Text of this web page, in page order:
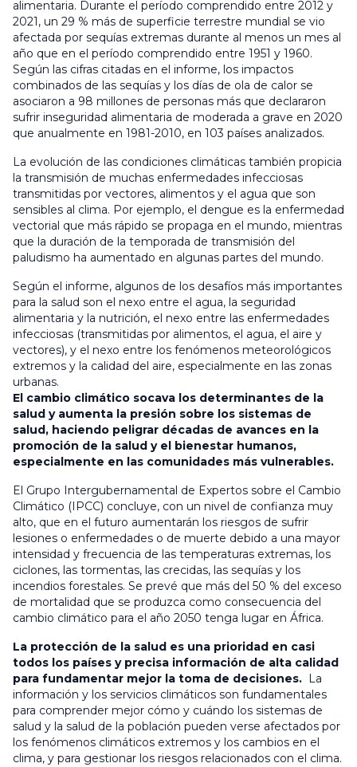
alimentaria. Durante el período comprendido entre 2012 y
2021, un 29 % más de superficie terrestre mundial se vio
afectada por sequías extremas durante al menos un mes al
año que en el período comprendido entre 1951 y 1960.
Según las cifras citadas en el informe, los impactos
combinados de las sequías y los días de ola de calor se
asociaron a 98 millones de personas más que declararon
sufrir inseguridad alimentaria de moderada a grave en 2020
que anualmente en 1981-2010, en 103 países analizados.
La evolución de las condiciones climáticas también propicia
la transmisión de muchas enfermedades infecciosas
transmitidas por vectores, alimentos y el agua que son
sensibles al clima. Por ejemplo, el dengue es la enfermedad
vectorial que más rápido se propaga en el mundo, mientras
que la duración de la temporada de transmisión del
paludismo ha aumentado en algunas partes del mundo.
Según el informe, algunos de los desafíos más importantes
para la salud son el nexo entre el agua, la seguridad
alimentaria y la nutrición, el nexo entre las enfermedades
infecciosas (transmitidas por alimentos, el agua, el aire y
vectores), y el nexo entre los fenómenos meteorológicos
extremos y la calidad del aire, especialmente en las zonas
urbanas.
El cambio climático socava los determinantes de la
salud y aumenta la presión sobre los sistemas de
salud, haciendo peligrar décadas de avances en la
promoción de la salud y el bienestar humanos,
especialmente en las comunidades más vulnerables.
El Grupo Intergubernamental de Expertos sobre el Cambio
Climático (IPCC) concluye, con un nivel de confianza muy
alto, que en el futuro aumentarán los riesgos de sufrir
lesiones o enfermedades o de muerte debido a una mayor
intensidad y frecuencia de las temperaturas extremas, los
ciclones, las tormentas, las crecidas, las sequías y los
incendios forestales. Se prevé que más del 50 % del exceso
de mortalidad que se produzca como consecuencia del
cambio climático para el año 2050 tenga lugar en África.
La protección de la salud es una prioridad en casi
todos los países y precisa información de alta calidad
para fundamentar mejor la toma de decisiones. La
información y los servicios climáticos son fundamentales
para comprender mejor cómo y cuándo los sistemas de
salud y la salud de la población pueden verse afectados por
los fenómenos climáticos extremos y los cambios en el
clima, y para gestionar los riesgos relacionados con el clima.